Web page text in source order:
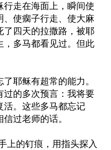
走在海面上，瞬间使
、使瘸子行走、使大麻
了四天的拉撒路，被耶
，多马都看见过。但此
耶稣有超常的能力。
过的多次预言：我将要
活。这些多马都忘记
过老师的话。
上的钉痕，用指头探入